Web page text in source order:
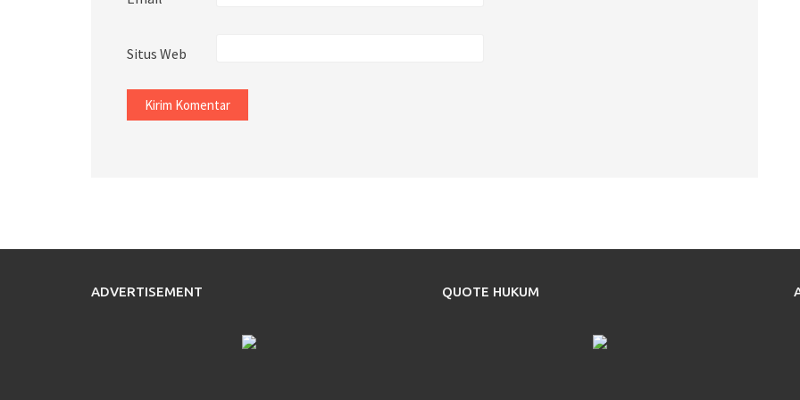
Situs Web
ADVERTISEMENT QUOTE HUKUM